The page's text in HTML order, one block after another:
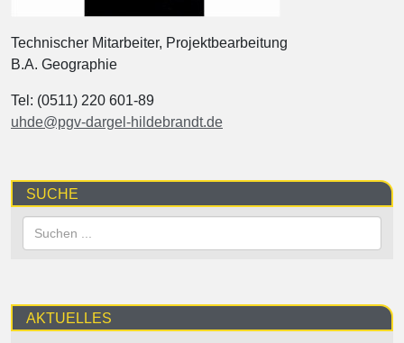
Technischer Mitarbeiter, Projektbearbeitung
B.A. Geographie
Tel: (0511) 220 601-89
uhde@pgv-dargel-hildebrandt.de
SUCHE
AKTUELLES